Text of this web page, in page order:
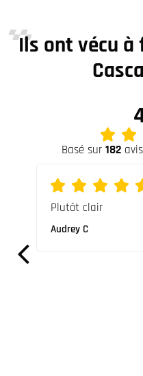
Ils ont vécu à
Basé sur 182
Plutôt clair
Audrey C